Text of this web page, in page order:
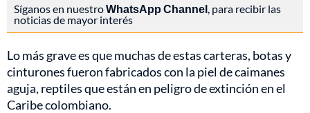
Síganos en nuestroWhatsApp Channel , para recibir las
noticias de mayor interés
Lo más grave es que muchas de estas carteras, botas y
cinturones fueron fabricados con la piel de caimanes
aguja, reptiles que están en peligro de extinción en el
Caribe colombiano.